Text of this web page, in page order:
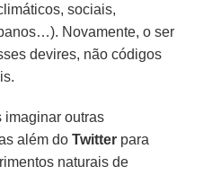
sociais,
Novamente, o ser
devires, não códigos
imaginar outras
além doTwitter para
naturais de